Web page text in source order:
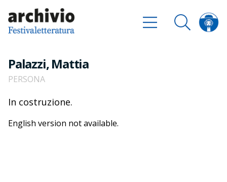
Palazzi, Mattia
PERSONA
In costruzione.
English version not available.